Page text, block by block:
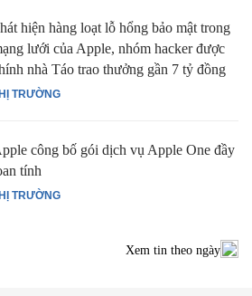
TRƯỜNG
hiện hàng loạt lỗ hổng bảo mật trong
lưới của Apple, nhóm hacker được
nhà Táo trao thưởng gần 7 tỷ đồng
TRƯỜNG
công bố gói dịch vụ Apple One đầy
tính
Xem tin theo ngày